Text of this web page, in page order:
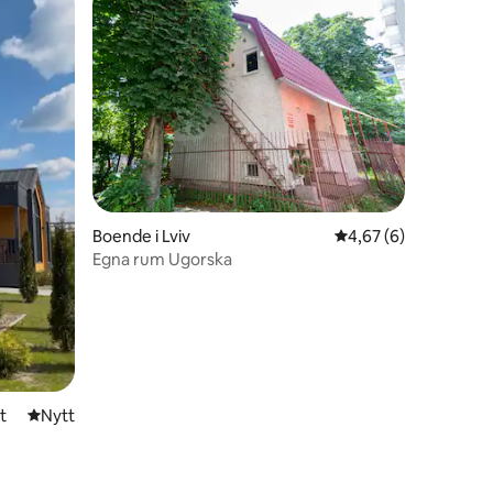
Nytt ställe att bo på
Nytt
Boende i Lviv 4,67 av 5 i
4,67 (6)
Egna rum Ugorska